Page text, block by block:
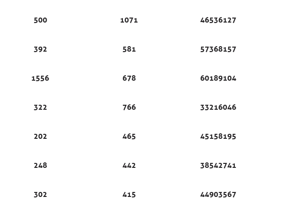
500 1071 46536127
392 581 57368157
1556 678 60189104
322 766 33216046
202 465 45158195
248 442 38542741
302 415 44903567